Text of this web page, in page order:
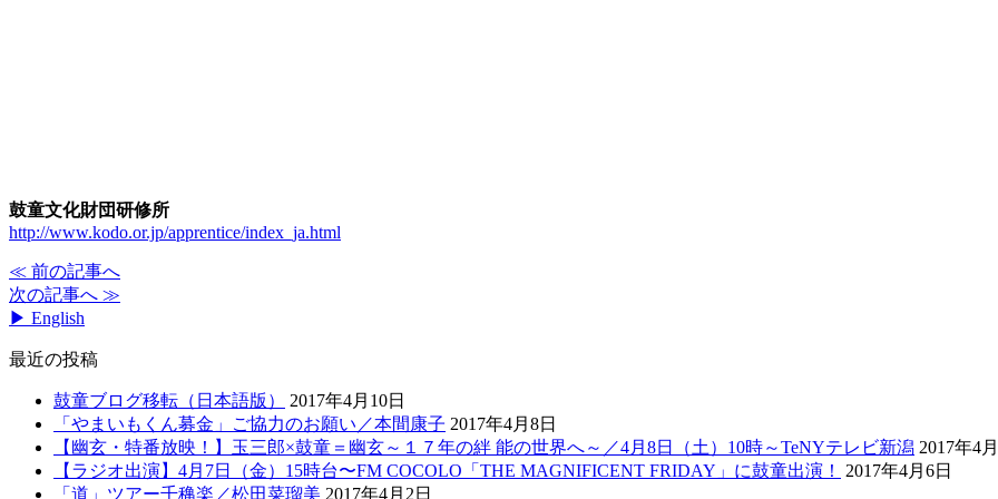
鼓童文化財団研修所
http://www.kodo.or.jp/apprentice/index_ja.html
≪ 前の記事へ
次の記事へ ≫
▶ English
最近の投稿
鼓童ブログ移転（日本語版）
2017年4月10日
「やまいもくん募金」ご協力のお願い／本間康子 2017年4月8日
【幽玄・特番放映！】玉三郎×鼓童＝幽玄～１７年の絆 能の世界へ～／4月8日（土）10時～TeNYテレビ新潟 2017年4
【ラジオ出演】4月7日（金）15時台〜FM COCOLO「THE MAGNIFICENT FRIDAY」に鼓童出演！
2017年4月6日
「道」ツアー千穐楽／松田菜瑠美 2017年4月2日